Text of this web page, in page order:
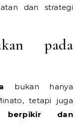
dan strategi
pada
bukan hanya
tetapi juga
berpikir dan